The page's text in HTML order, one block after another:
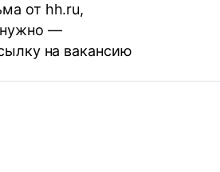
от hh.ru,
нужно —
на вакансию